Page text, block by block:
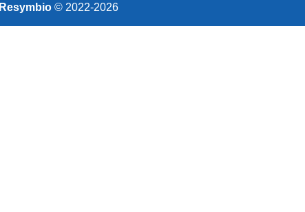
Resymbio © 2022-2026